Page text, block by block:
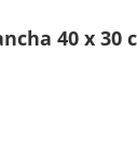
40 x 30